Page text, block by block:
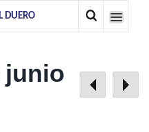
DUERO
junio